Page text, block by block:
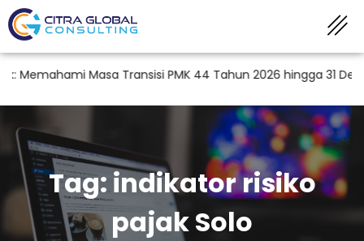
Masa Transisi PMK 44 Tahun 2026 hingga 31
Tag: indikator risiko
pajak Solo